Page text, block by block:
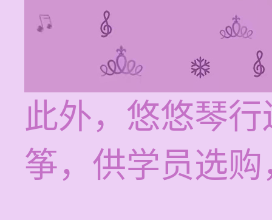
此外，悠悠琴
筝，供学员选